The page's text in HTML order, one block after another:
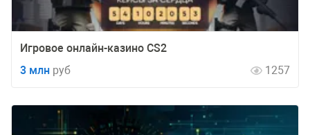
Игровое онлайн-казино CS2
3 млн руб 1257